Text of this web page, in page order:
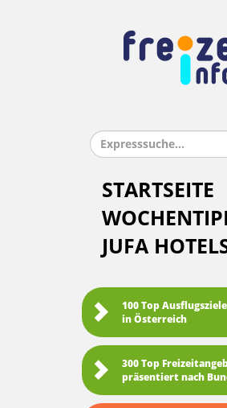
STARTSEITE
JUFA
100 Top Ausflugsziele
in Österreich
300 Top
präsentiert nach